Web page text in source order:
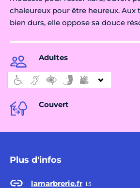
chaleureux pour être heureux. Aux
bien durs, elle oppose sa douce
Adultes
Couvert
Plus d'infos
lamarbrerie.fr